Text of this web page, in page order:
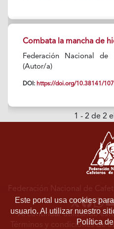
Combata la mancha de
Federación Nacional de
(Autor/a)
DOI: https://doi.org/10.38141/
1 - 2 de 2
Este portal usa cookies
usuario. Al utilizar nuestro
Política
Federación Nacional de
Al continuar utilizando
Términos y condiciones de